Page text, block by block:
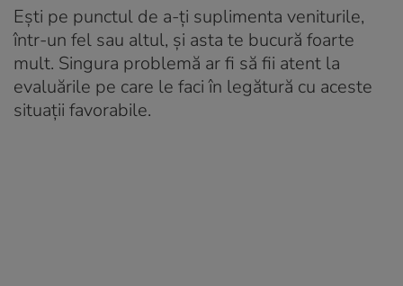
Ești pe punctul de a-ți suplimenta veniturile,
într-un fel sau altul, și asta te bucură foarte
mult. Singura problemă ar fi să fii atent la
evaluările pe care le faci în legătură cu aceste
situații favorabile.